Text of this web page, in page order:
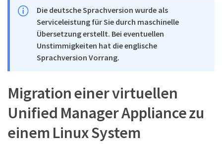
Die deutsche Sprachversion wurde als
Serviceleistung für Sie durch maschinelle
Übersetzung erstellt. Bei eventuellen
Unstimmigkeiten hat die englische
Sprachversion Vorrang.
Migration einer virtuellen
Unified Manager Appliance zu
einem Linux System